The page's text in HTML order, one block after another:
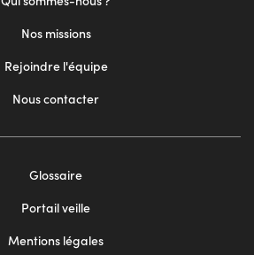
Nos missions
Rejoindre l'équipe
Nous contacter
Glossaire
Portail veille
Mentions légales